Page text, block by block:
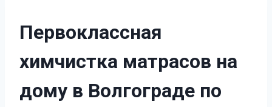
Первоклассная
химчистка матрасов на
дому в Волгограде по